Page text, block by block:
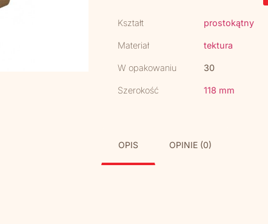
Kształt prostokątny
Materiał tektura
W opakowaniu 30
Szerokość 118 mm
OPIS OPINIE (0)